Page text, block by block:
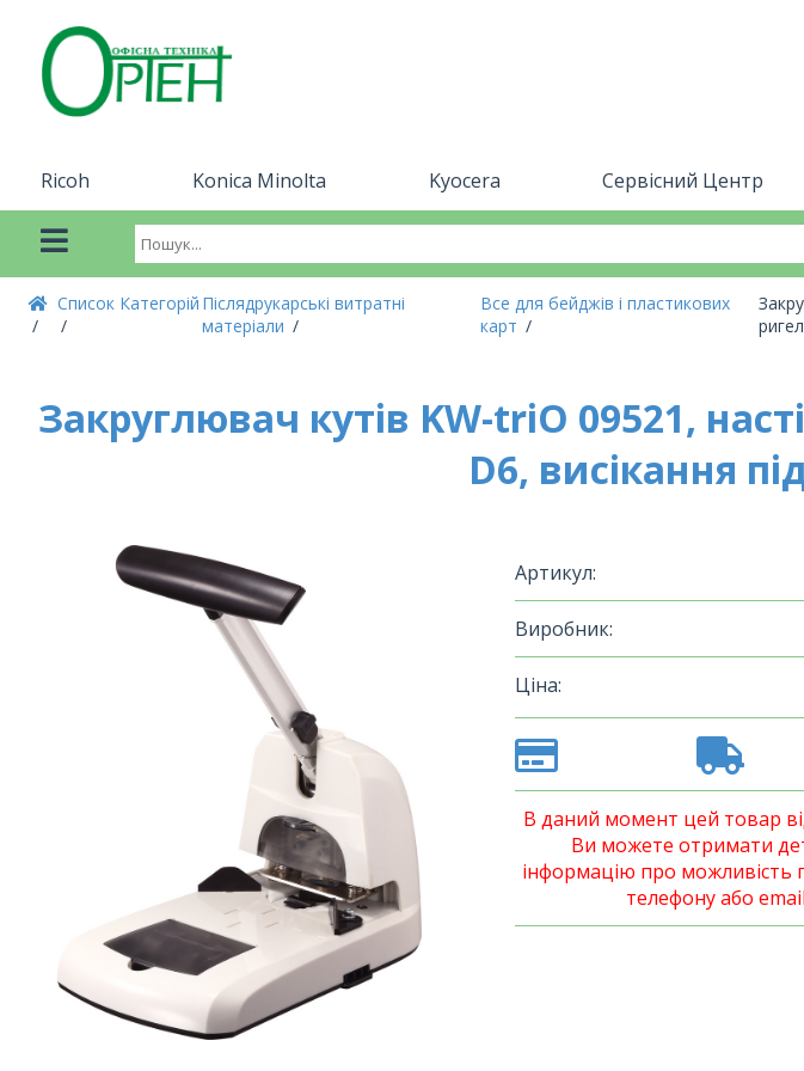
Ricoh Konica Minolta Kyocera Сервісний Центр
Список Категорій Післядрукарські витратні
матеріали
Все для бейджів і пластикових
карт
Закруглювач кутів KW-triO 09521,
D6, висікання
Артикул:
Виробник:
Ціна:
В даний момент цей товар
Ви можете отримати
інформацію про можливість
телефону або